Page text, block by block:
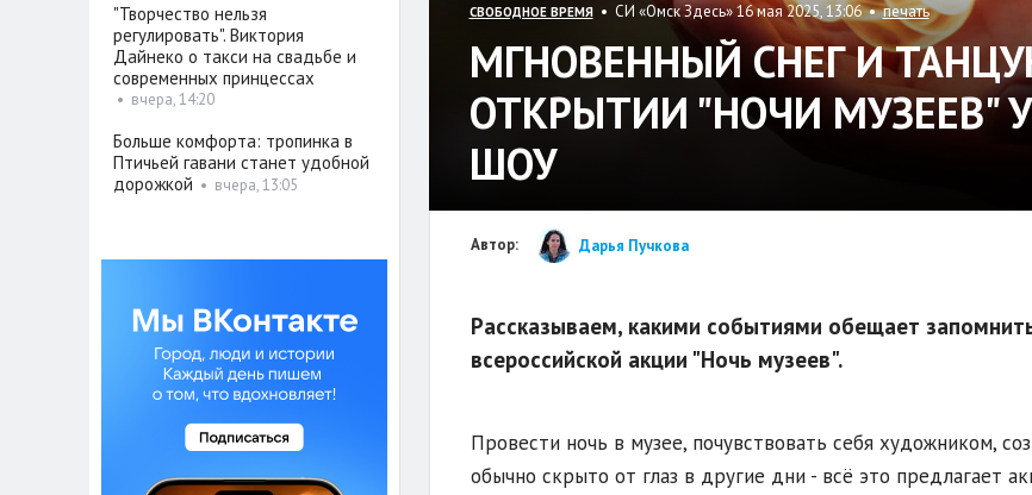
СВОБОДНОЕ ВРЕМЯ• СИ «Омск Здесь» 16 мая 2025, 13:06 •печать
МГНОВЕННЫЙ СНЕГ И
ОТКРЫТИИ "НОЧИ МУЗЕЕВ"
ШОУ
Автор: Дарья Пучкова
Рассказываем, какими событиями обещает
всероссийской акции "Ночь музеев".
Провести ночь в музее, почувствовать себя художником,
обычно скрыто от глаз в другие дни - всё это предлагает
"Творчество нельзя
регулировать". Виктория
Дайнеко о такси на свадьбе и
современных принцессах
• вчера, 14:20
Больше комфорта: тропинка в
Птичьей гавани станет удобной
дорожкой • вчера, 13:05